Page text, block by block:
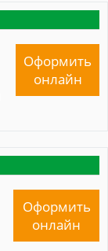
Оформить
онлайн
Оформить
онлайн